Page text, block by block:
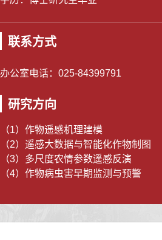
联系方式
办公室电话： 025-84399791
研究方向
（1）作物遥感机理建模
（2）遥感大数据与智能化作物制图
（3）多尺度农情参数遥感反演
（4）作物病虫害早期监测与预警